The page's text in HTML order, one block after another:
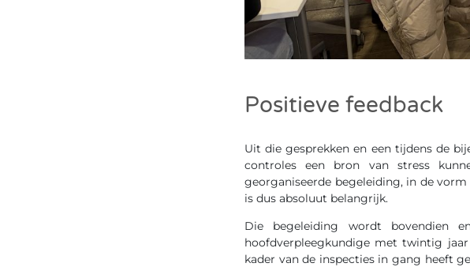
Positieve feedback
Uit die gesprekken en een tijdens de
controles een bron van stress
georganiseerde begeleiding, in de
is dus absoluut belangrijk.
Die begeleiding wordt bovendien
hoofdverpleegkundige met twintig
kader van de inspecties in gang heeft